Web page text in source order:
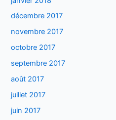
décembre 2017
novembre 2017
octobre 2017
septembre 2017
août 2017
juillet 2017
juin 2017